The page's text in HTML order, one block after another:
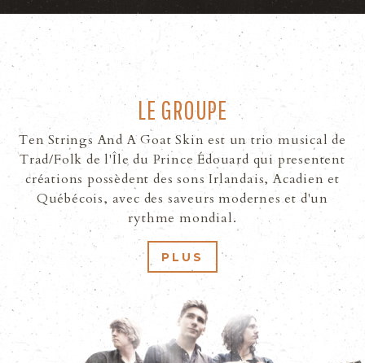
MUSIQUE
SPECTACLES
PHOTOS
VIDÉOS
MÉDIAS
CONTACT
LE GROUPE
Ten Strings And A Goat Skin est un trio musical de
Trad/Folk de l'Île du Prince Édouard qui presentent
créations possèdent des sons Irlandais, Acadien et
Québécois, avec des saveurs modernes et d'un
rythme mondial.
PLUS